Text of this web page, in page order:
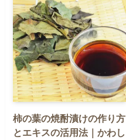
柿の葉の焼酎漬けの作り方
とエキスの活用法｜かわし